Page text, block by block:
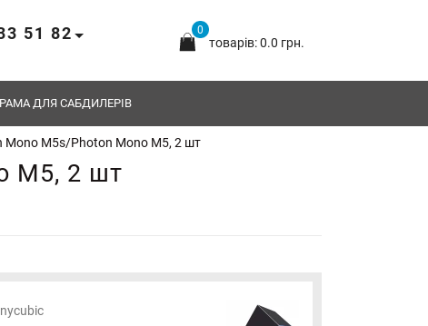
0
товарів: 0.0 грн.
51 82
ДЛЯ САБДИЛЕРІВ
Mono M5s/Photon Mono M5, 2 шт
M5, 2 шт